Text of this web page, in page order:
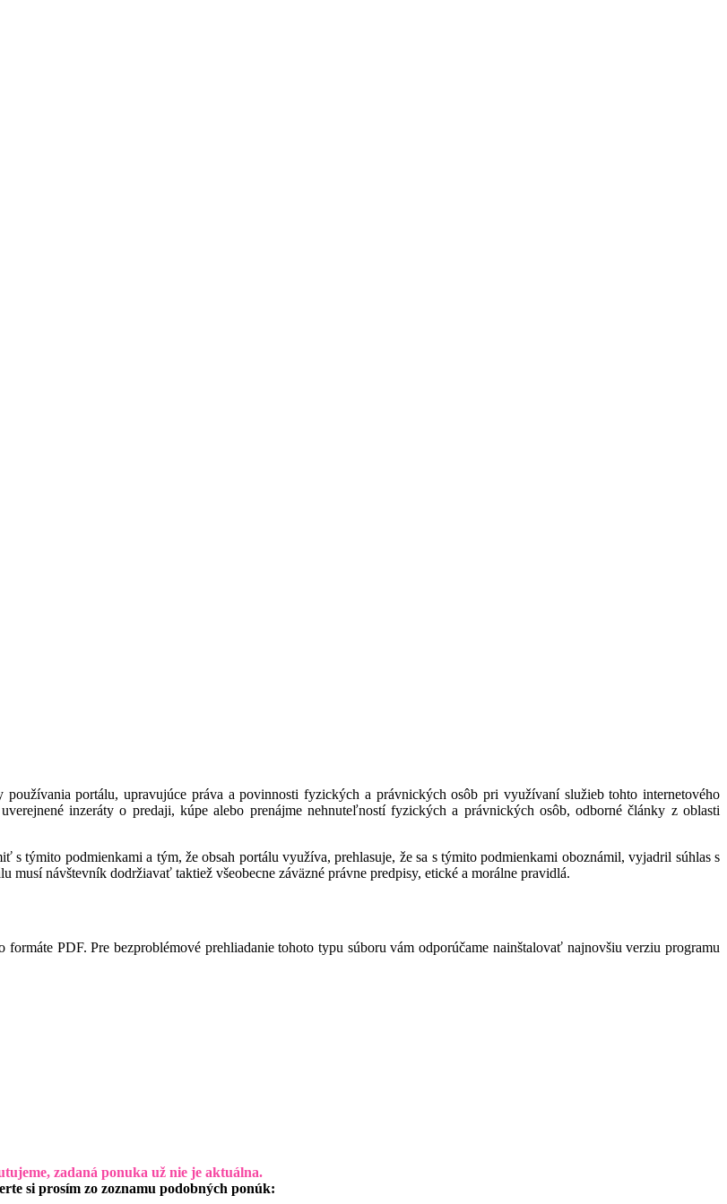
portálu, upravujúce práva a povinnosti fyzických a právnických osôb pri využívaní služieb tohto internetového
inzeráty o predaji, kúpe alebo prenájme nehnuteľností fyzických a právnických osôb, odborné články z oblasti
s týmito podmienkami a tým, že obsah portálu využíva, prehlasuje, že sa s týmito podmienkami oboznámil, vyjadril súhlas s
návštevník dodržiavať taktiež všeobecne záväzné právne predpisy, etické a morálne pravidlá.
PDF. Pre bezproblémové prehliadanie tohoto typu súboru vám odporúčame nainštalovať najnovšiu verziu programu
zadaná ponuka už nie je aktuálna.
si prosím zo zoznamu podobných ponúk: